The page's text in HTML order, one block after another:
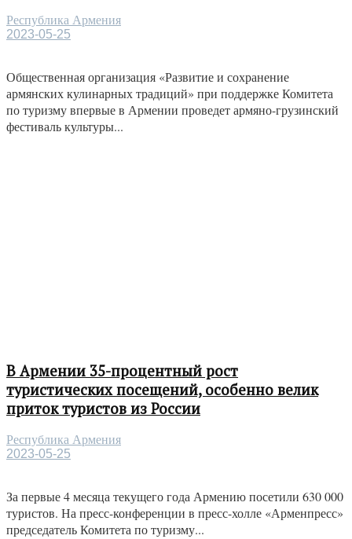
Республика Армения
2023-05-25
Общественная организация «Развитие и сохранение
армянских кулинарных традиций» при поддержке Комитета
по туризму впервые в Армении проведет армяно-грузинский
фестиваль культуры...
В Армении 35-процентный рост
туристических посещений, особенно велик
приток туристов из России
Республика Армения
2023-05-25
За первые 4 месяца текущего года Армению посетили 630 000
туристов. На пресс-конференции в пресс-холле «Арменпресс»
председатель Комитета по туризму...